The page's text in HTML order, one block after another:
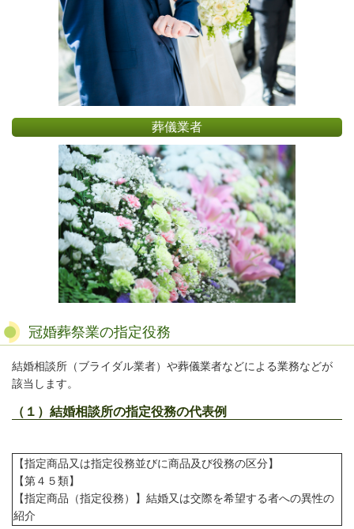
葬儀業者
冠婚葬祭業の指定役務
結婚相談所（ブライダル業者）や葬儀業者などによる業務などが
該当します。
（１）結婚相談所の指定役務の代表例
【指定商品又は指定役務並びに商品及び役務の区分】
【第４５類】
【指定商品（指定役務）】結婚又は交際を希望する者への異性の
紹介